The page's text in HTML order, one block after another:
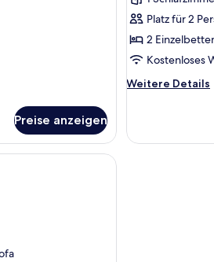
Preise anzeigen
2
anzeigen
Platz für 2
2
Kostenloses
Weitere Details
Weitere
Doppelzimmer,
mit Bett, Sofa, Schreibtisch und